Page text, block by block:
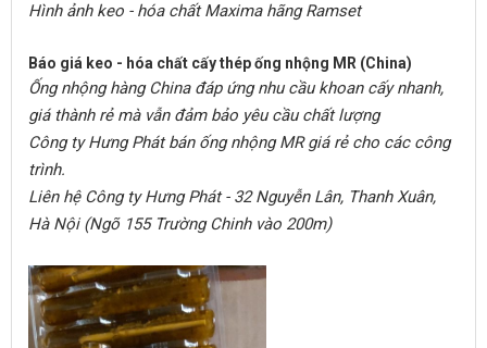
​Hình ảnh keo - hóa chất Maxima hãng Ramset
Báo giá keo - hóa chất cấy thép ống nhộng MR (China)
Ống nhộng hàng China đáp ứng nhu cầu khoan cấy nhanh,
giá thành rẻ mà vẫn đảm bảo yêu cầu chất lượng
Công ty Hưng Phát bán ống nhộng MR giá rẻ cho các công
trình.
Liên hệ Công ty Hưng Phát - 32 Nguyễn Lân, Thanh Xuân,
Hà Nội (Ngõ 155 Trường Chinh vào 200m)